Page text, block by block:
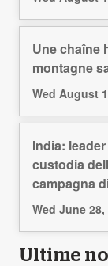
Une chaîne
montagne
Wed August
India:
custodia
campagna
Wed June 28,
Ultime